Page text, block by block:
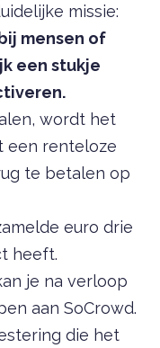
missie:
mensen of
een stukje
wordt het
een renteloze
te betalen op
euro drie
heeft.
je na verloop
aan SoCrowd.
die het